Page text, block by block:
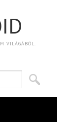
VILÁGÁBÓL.